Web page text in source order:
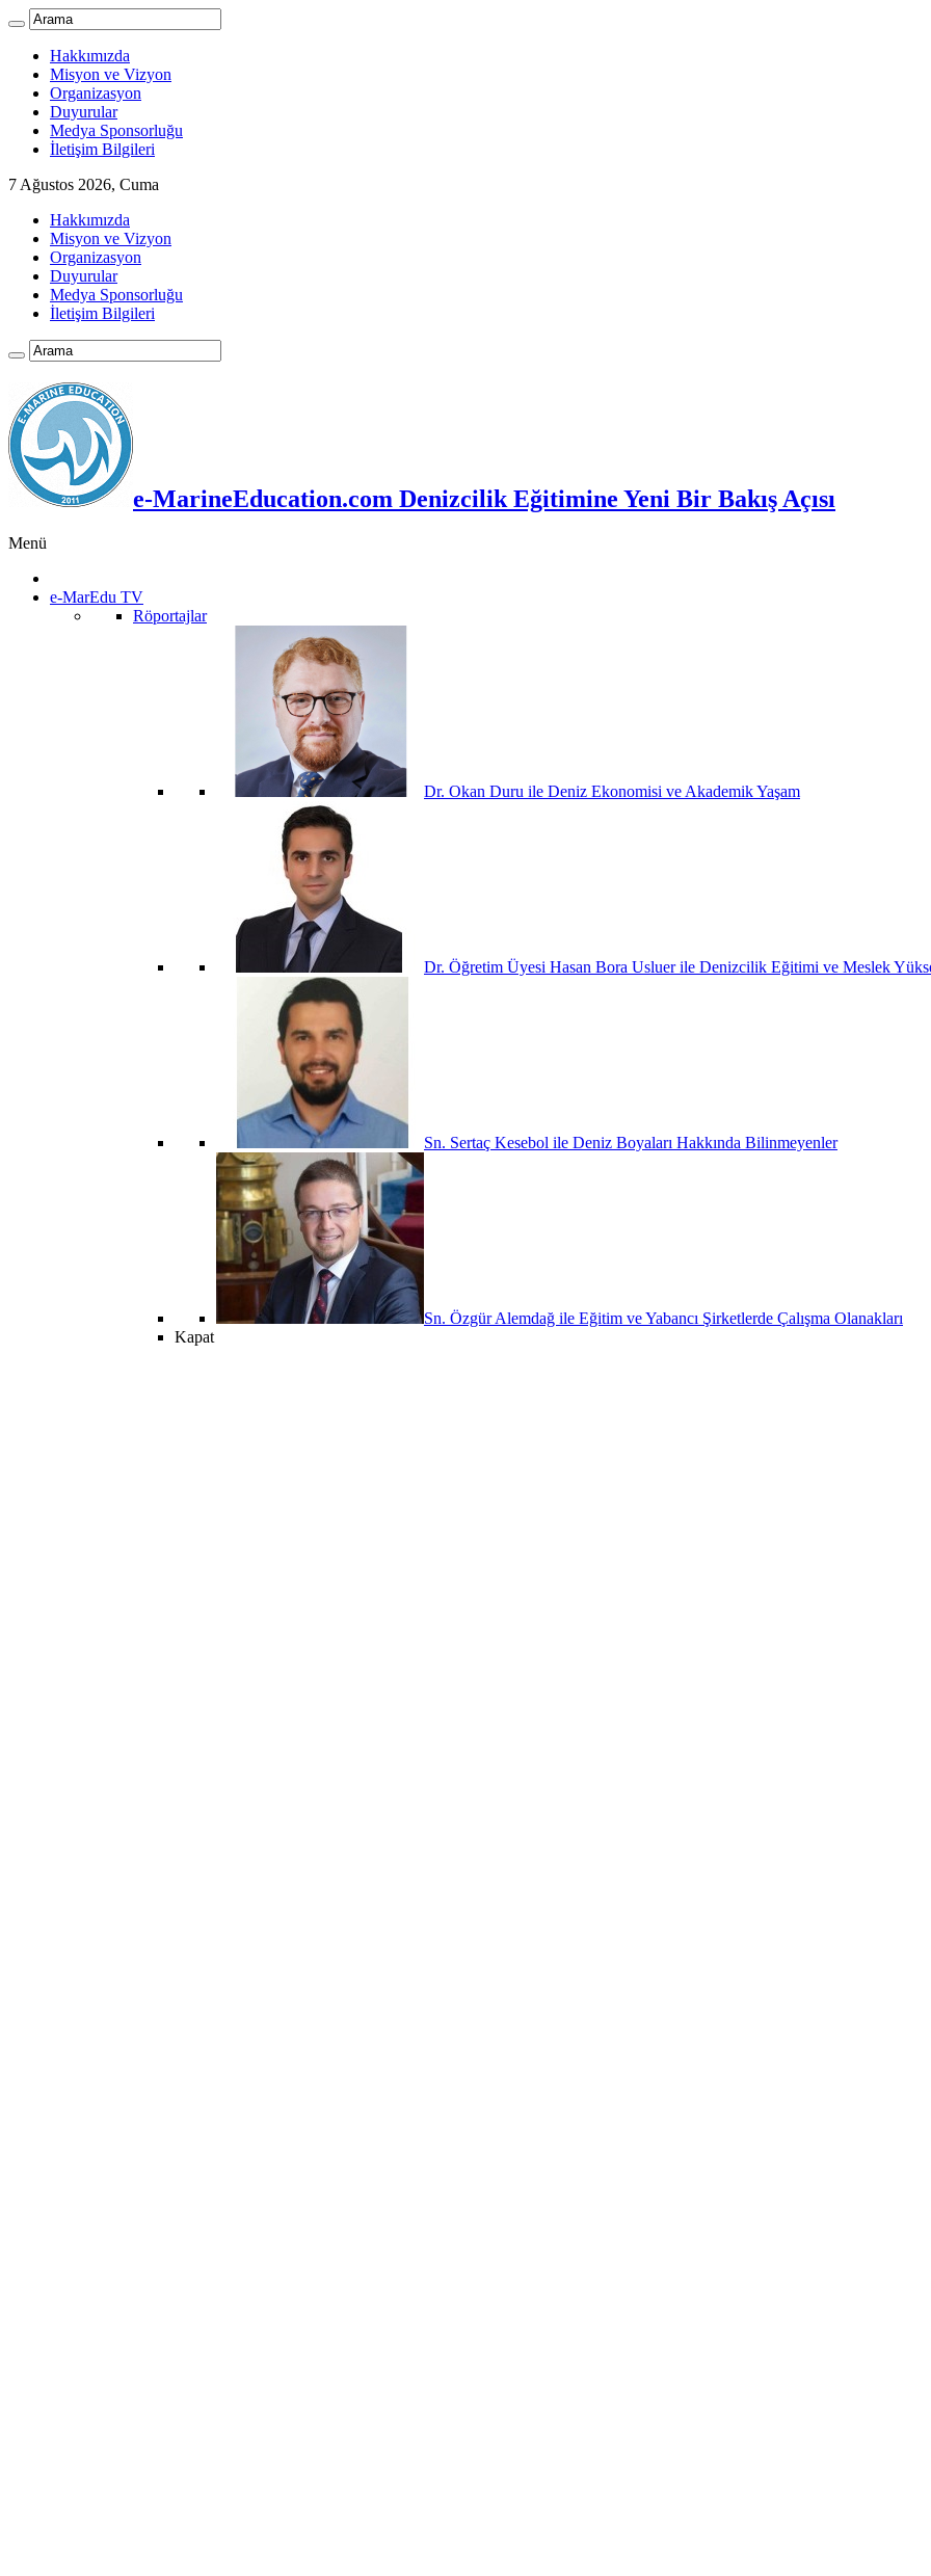
Hakkımızda
Misyon ve Vizyon
Organizasyon
Duyurular
Medya Sponsorluğu
İletişim Bilgileri
7 Ağustos 2026, Cuma
Hakkımızda
Misyon ve Vizyon
Organizasyon
Duyurular
Medya Sponsorluğu
İletişim Bilgileri
e-MarineEducation.com Denizcilik Eğitimine Yeni Bir Bakış Açısı
Menü
e-MarEdu TV
Röportajlar
Dr. Okan Duru ile Deniz Ekonomisi ve Akademik Yaşam
Dr. Öğretim Üyesi Hasan Bora Usluer ile Denizcilik Eğitimi ve Meslek
Sn. Sertaç Kesebol ile Deniz Boyaları Hakkında Bilinmeyenler
Sn. Özgür Alemdağ ile Eğitim ve Yabancı Şirketlerde Çalışma Olanakları
Kapat